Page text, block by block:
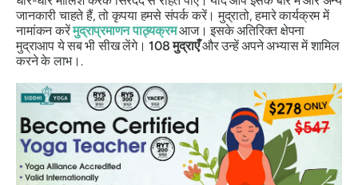
जानकारी चाहते हैं, तो कृपया हमसे संपर्क करें।मुद्रातो, हमारे कार्यक्रम में
नामांकन करेंमुद्राप्रमाणन पाठ्यक्रमआज। इसके अतिरिक्तक्षेपना
मुद्राआप ये सब भी सीख लेंगे।108मुद्राएँऔर उन्हें अपने अभ्यास में शामिल
करने के लाभ।.